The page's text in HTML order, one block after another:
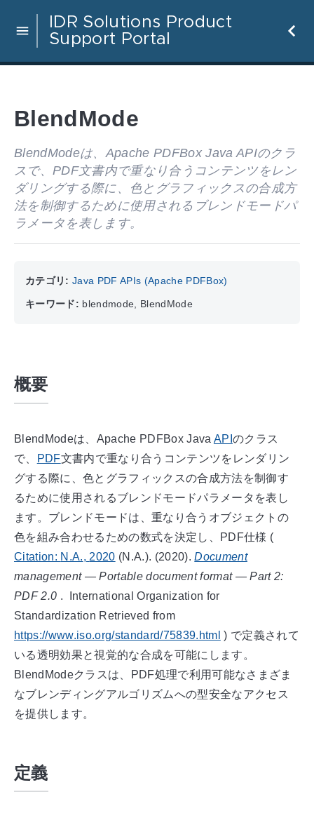
IDR Solutions Product
Support Portal
BlendMode
BlendModeは、Apache PDFBox Java APIのクラ
スで、PDF文書内で重なり合うコンテンツをレン
ダリングする際に、色とグラフィックスの合成方
法を制御するために使用されるブレンドモードパ
ラメータを表します。
カテゴリ: Java PDF APIs (Apache PDFBox)
キーワード: blendmode, BlendMode
概要
BlendModeは、Apache PDFBox Java API のクラス
で、
PDF文書内で重なり合うコンテンツをレンダリン
グする際に、色とグラフィックスの合成方法を制御す
るために使用されるブレンドモードパラメータを表し
ます。ブレンドモードは、重なり合うオブジェクトの
色を組み合わせるための数式を決定し、PDF仕様 (
Citation: N.A., 2020 (N.A.). (2020).Document
management — Portable document format — Part 2:
PDF 2.0 .
International Organization for
Standardization Retrieved from
https://www.iso.org/standard/75839.html ) で定義されて
いる透明効果と視覚的な合成を可能にします。
BlendModeクラスは、PDF処理で利用可能なさまざま
なブレンディングアルゴリズムへの型安全なアクセス
を提供します。
定義